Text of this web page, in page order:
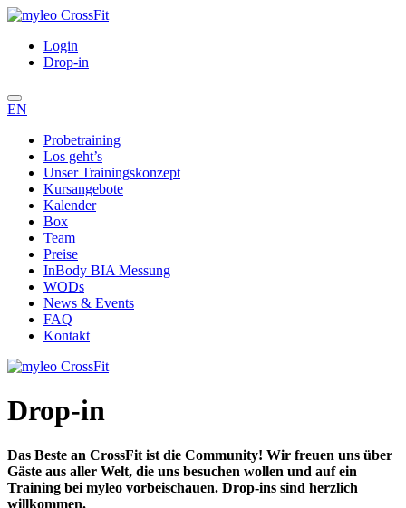
Login
Drop-in
EN
Probetraining
Los geht’s
Unser Trainingskonzept
Kursangebote
Kalender
Box
Team
Preise
InBody BIA Messung
WODs
News & Events
FAQ
Kontakt
Drop-in
Das Beste an CrossFit ist die Community! Wir freuen uns über
Gäste aus aller Welt, die uns besuchen wollen und auf ein
Training bei myleo vorbeischauen. Drop-ins sind herzlich
willkommen.